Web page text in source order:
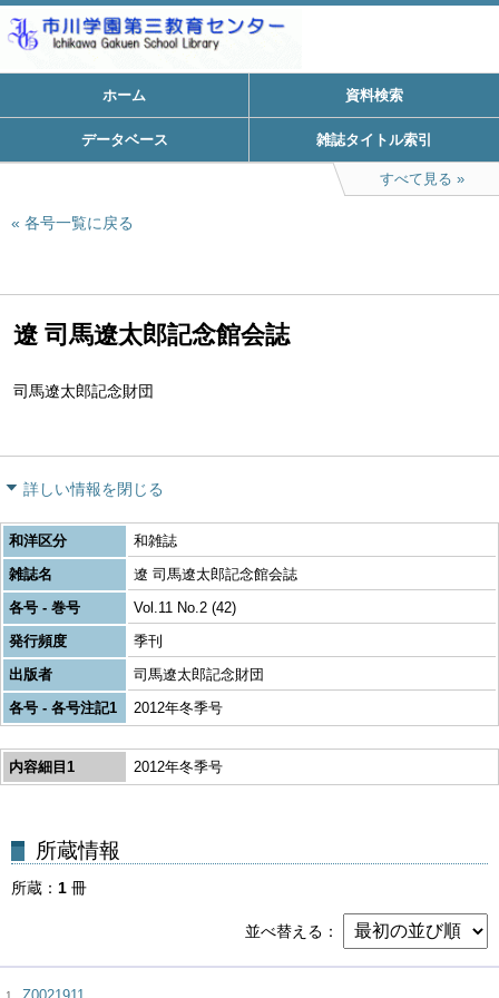
ホーム 資料検索
データベース 雑誌タイトル索引
すべて見る
各号一覧に戻る
遼 司馬遼太郎記念館会誌
司馬遼太郎記念財団
詳しい情報を閉じる
和洋区分
和雑誌
雑誌名
遼 司馬遼太郎記念館会誌
各号 - 巻号
Vol.11 No.2 (42)
発行頻度
季刊
出版者
司馬遼太郎記念財団
各号 - 各号注記1
2012年冬季号
内容細目1 2012年冬季号
所蔵 1 冊
並べ替える
1